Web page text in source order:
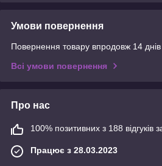
Умови повернення
Повернення товару впродовж 14
Всі умови повернення
Про нас
100% позитивних з 188 відгуків
Працює з 28.03.2023